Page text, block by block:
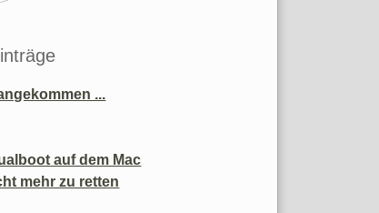
...
auf dem Mac
mehr zu retten